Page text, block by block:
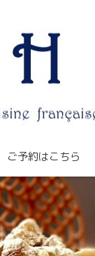
ご予約はこちら